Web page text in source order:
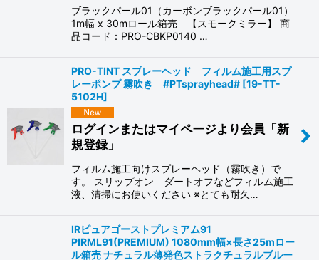
ブラックパール01（カーボンブラックパール01）
1m幅 x 30mロール箱売 【スモークミラー】 商
品コード：PRO-CBKP0140 …
PRO-TINT スプレーヘッド フィルム施工用スプ
レーポンプ 霧吹き #PTsprayhead# [19-TT-
5102H]
ログインまたはマイページより会員「新
規登録」
フィルム施工向けスプレーヘッド（霧吹き）で
す。 スリップオン ダートオフなどフィルム施工
液、清掃にお使いください ※とても耐久…
IRピュアゴーストプレミアム91
PIRML91(PREMIUM) 1080mm幅×長さ25mロー
ル箱売 ナチュラル薄発色ストラクチュラルブルー